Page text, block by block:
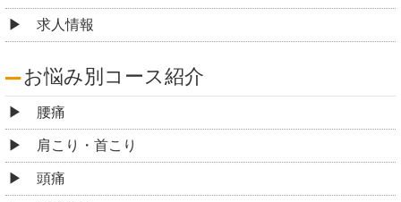
求人情報
お悩み別コース紹介
腰痛
肩こり・首こり
頭痛